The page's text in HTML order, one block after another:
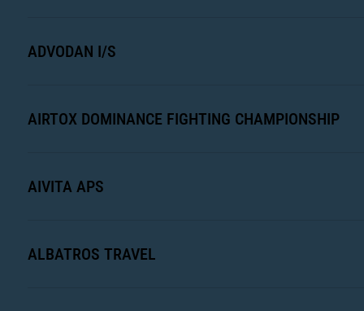
ADVODAN I/S
AIRTOX DOMINANCE FIGHTING CHAMPIONSHIP
AIVITA APS
ALBATROS TRAVEL